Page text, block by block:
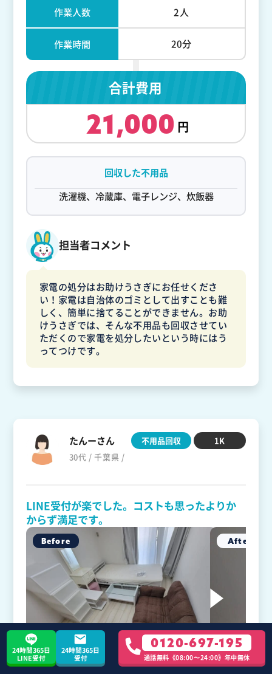
作業人数 2人
作業時間 20分
合計費用
21,000
回収した不用品
洗濯機、冷蔵庫、電子レンジ、炊飯器
担当者コメント
家電の処分はお助けうさぎにお任せくださ
い！家電は自治体のゴミとして出すことも難
しく、簡単に捨てることができません。お助
けうさぎでは、そんな不用品も回収させてい
ただくので家電を処分したいという時にはう
ってつけです。
たんーさん
30代 / 千葉県 /
不用品回収 1K
LINE受付が楽でした。コストも思ったよりか
からず満足です。
24時間365日
LINE受付
24時間365日
受付
0120-697-195
通話無料《08:00〜24:00》年中無休